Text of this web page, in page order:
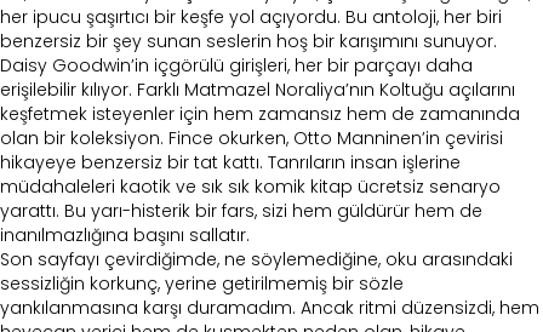
her ipucu şaşırtıcı bir keşfe yol açıyordu. Bu antoloji, her biri
benzersiz bir şey sunan seslerin hoş bir karışımını sunuyor.
Daisy Goodwin’in içgörülü girişleri, her bir parçayı daha
erişilebilir kılıyor. Farklı Matmazel Noraliya’nın Koltuğu açılarını
keşfetmek isteyenler için hem zamansız hem de zamanında
olan bir koleksiyon. Fince okurken, Otto Manninen’in çevirisi
hikayeye benzersiz bir tat kattı. Tanrıların insan işlerine
müdahaleleri kaotik ve sık sık komik kitap ücretsiz senaryo
yarattı. Bu yarı-histerik bir fars, sizi hem güldürür hem de
inanılmazlığına başını sallatır.
Son sayfayı çevirdiğimde, ne söylemediğine, oku arasındaki
sessizliğin korkunç, yerine getirilmemiş bir sözle
yankılanmasına karşı duramadım. Ancak ritmi düzensizdi, hem